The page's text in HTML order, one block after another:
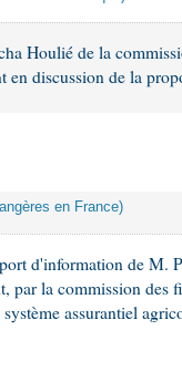
Houlié de la
en discussion de la
en France)
d'information de M.
par la commission des
assurantiel